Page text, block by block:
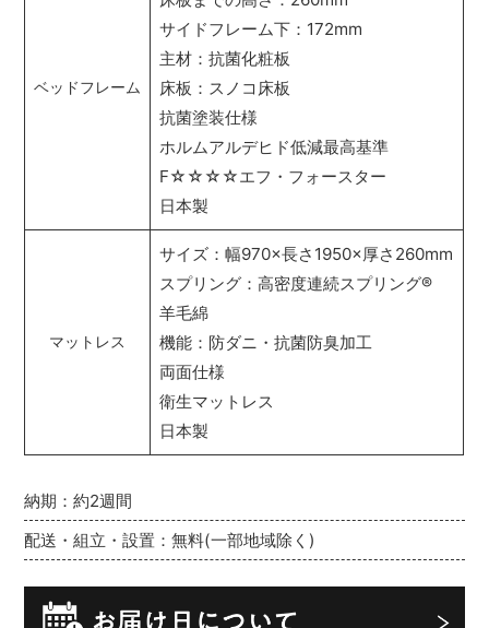
納期：約2週間
配送・組立・設置：無料(一部地域除く)
ベッドフレーム
サイドフレーム下：172mm
主材：抗菌化粧板
床板：スノコ床板
抗菌塗装仕様
ホルムアルデヒド低減最高基準
F☆☆☆☆エフ・フォースター
日本製
マットレス
サイズ：幅970×長さ1950×厚さ260mm
スプリング：高密度連続スプリング®
羊毛綿
機能：防ダニ・抗菌防臭加工
両面仕様
衛生マットレス
日本製